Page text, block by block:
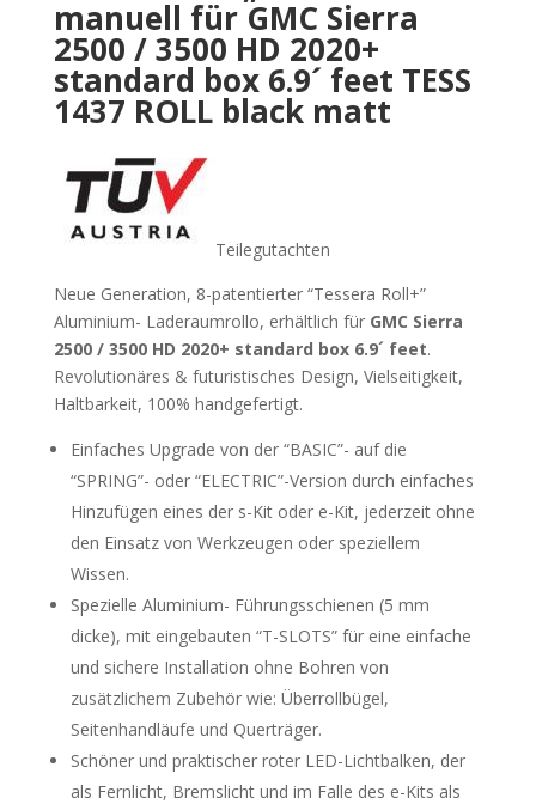
manuell für GMC Sierra
2500 / 3500 HD 2020+
standard box 6.9´ feet TESS
1437 ROLL black matt
Teilegutachten
Neue Generation, 8-patentierter “Tessera Roll+”
Aluminium- Laderaumrollo, erhältlich für GMC Sierra
2500 / 3500 HD 2020+ standard box 6.9´ feet.
Revolutionäres & futuristisches Design, Vielseitigkeit,
Haltbarkeit, 100% handgefertigt.
Einfaches Upgrade von der “BASIC”- auf die
“SPRING”- oder “ELECTRIC”-Version durch einfaches
Hinzufügen eines der s-Kit oder e-Kit, jederzeit ohne
den Einsatz von Werkzeugen oder speziellem
Wissen.
Spezielle Aluminium- Führungsschienen (5 mm
dicke), mit eingebauten “T-SLOTS” für eine einfache
und sichere Installation ohne Bohren von
zusätzlichem Zubehör wie: Überrollbügel,
Seitenhandläufe und Querträger.
Schöner und praktischer roter LED-Lichtbalken, der
als Fernlicht, Bremslicht und im Falle des e-Kits als